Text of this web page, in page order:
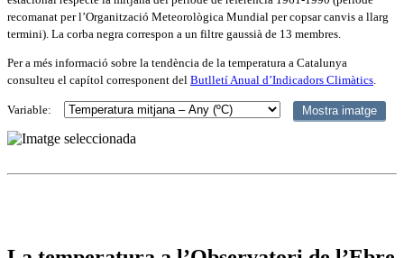
recomanat per l’Organització Meteorològica Mundial per copsar canvis a llarg
termini). La corba negra correspon a un filtre gaussià de 13 membres.
Per a més informació sobre la tendència de la temperatura a Catalunya
consulteu el capítol corresponent del Butlletí Anual d’Indicadors Climàtics.
Variable: